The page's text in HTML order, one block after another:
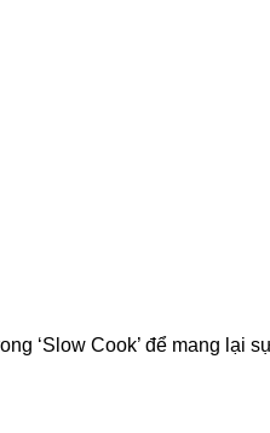
‘Slow Cook’ để mang lại